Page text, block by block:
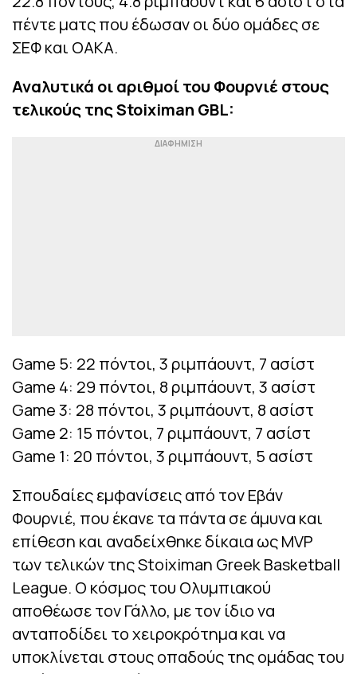
πέντε ματς που έδωσαν οι δύο ομάδες σε
ΣΕΦ και ΟΑΚΑ.
Αναλυτικά οι αριθμοί του Φουρνιέ στους
τελικούς της Stoiximan GBL:
Game 5: 22 πόντοι, 3 ριμπάουντ, 7 ασίστ
Game 4: 29 πόντοι, 8 ριμπάουντ, 3 ασίστ
Game 3: 28 πόντοι, 3 ριμπάουντ, 8 ασίστ
Game 2: 15 πόντοι, 7 ριμπάουντ, 7 ασίστ
Game 1: 20 πόντοι, 3 ριμπάουντ, 5 ασίστ
Σπουδαίες εμφανίσεις από τον Εβάν
Φουρνιέ, που έκανε τα πάντα σε άμυνα και
επίθεση και αναδείχθηκε δίκαια ως MVP
των τελικών της Stoiximan Greek Basketball
League. Ο κόσμος του Ολυμπιακού
αποθέωσε τον Γάλλο, με τον ίδιο να
ανταποδίδει το χειροκρότημα και να
υποκλίνεται στους οπαδούς της ομάδας του